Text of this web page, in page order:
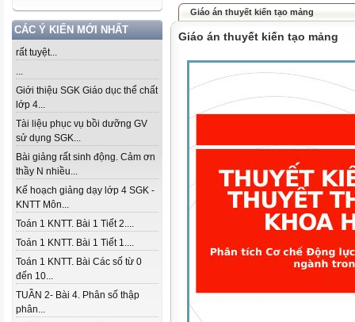
CÁC Ý KIẾN MỚI NHẤT
rất tuyệt...
...
Giới thiệu SGK Giáo dục thể chất
lớp 4...
Tài liệu phục vụ bồi dưỡng GV
sử dụng SGK...
Bài giảng rất sinh động. Cảm ơn
thầy N nhiều...
Kế hoạch giảng dạy lớp 4 SGK -
KNTT Môn...
Toán 1 KNTT. Bài 1 Tiết 2....
Toán 1 KNTT. Bài 1 Tiết 1....
Toán 1 KNTT. Bài Các số từ 0
đến 10...
TUẦN 2- Bài 4. Phân số thập
phân...
Giáo án thuyết kiến tạo mảng
Giáo án thuyết kiến tạo mảng